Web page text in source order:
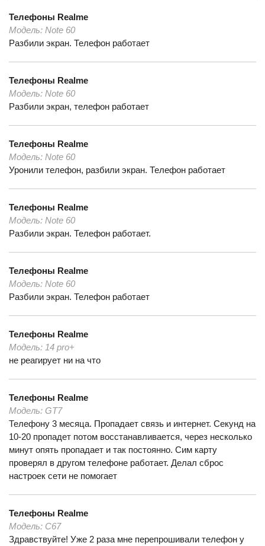
Телефоны Realme
Модель: Note 60
Разбили экран. Телефон работает
Телефоны Realme
Модель: Note 60
Разбили экран, телефон работает
Телефоны Realme
Модель: Note 60
Уронили телефон, разбили экран. Телефон работает
Телефоны Realme
Модель: Note 60
Разбили экран. Телефон работает.
Телефоны Realme
Модель: Note 60
Разбили экран. Телефон работает
Телефоны Realme
Модель: 14 pro+
не реагирует ни на что
Телефоны Realme
Модель: GT7
Телефону 3 месяца. Пропадает связь и интернет. Секунд на
10-20 пропадет потом восстанавливается, через несколько
минут опять пропадает и так постоянно. Сим карту
проверял в другом телефоне работает. Делал сброс
настроек сети не помогает
Телефоны Realme
Модель: С67
Здравствуйте! Уже 2 раза мне перепрошивали телефон у